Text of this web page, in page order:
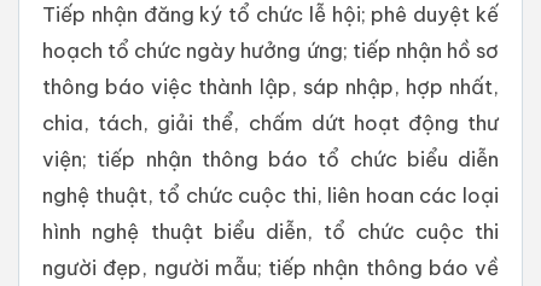
Tiếp nhận đăng ký tổ chức lễ hội; phê duyệt kế
hoạch tổ chức ngày hưởng ứng; tiếp nhận hồ sơ
thông báo việc thành lập, sáp nhập, hợp nhất,
chia, tách, giải thể, chấm dứt hoạt động thư
viện; tiếp nhận thông báo tổ chức biểu diễn
nghệ thuật, tổ chức cuộc thi, liên hoan các loại
hình nghệ thuật biểu diễn, tổ chức cuộc thi
người đẹp, người mẫu; tiếp nhận thông báo về